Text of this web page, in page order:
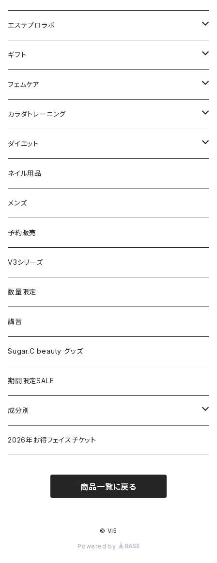
リキッドファンデ
リップ／チーク
アイライナー
日焼け止め
クリーム・乳液
クレンジング／洗顔
パック
ボディ＆ハンドクリーム
セット販売
つるりんちょ
ヘアケア
スタイリング剤
育毛
コーム
MY TREX（マイトレックス）
KINUJO （絹女）
ヤーマン
ダイソン
リュミエリーナ
エレクトロン
ラディアント
コテ／アイロン
美顔器／スチーマー
シャワーヘッド
マッサージ
ドライヤー
脱毛器
クレイツ
エステプロラボ
ファスティング
サプリ・ハーブティー
ギフト
【ギフトチケット】お店で使える
母の日ギフト
【ギフトチケット】オンラインサイトで使える
ギフトセット
フェムケア
洗う（フェミニンウォッシュ）
保湿（オイル・ミルク）
生理・ニオイ・ムレ ケア
インナーケア（乳酸菌・腸内環境サポート・更年期ケア）
カラダトレーニング
リラックスアイテム
ダイエット
サプリ
ドリンク
プロテイン
セット
グッズ
ネイル用品
メンズ
予約販売
V3シリーズ
数量限定
講習
Sugar.C beauty グッズ
期間限定SALE
成分別
ヒアルロン酸
バクチオイル（レチノール）
2026年お得フェイスチケット
商品一覧に戻る
© Vi5
Powered by